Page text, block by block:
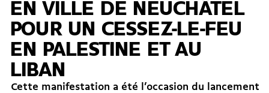
EN VILLE DE NEUCHÂTEL
POUR UN CESSEZ-LE-FEU
EN PALESTINE ET AU
LIBAN
Cette manifestation a été l’occasion du lancement